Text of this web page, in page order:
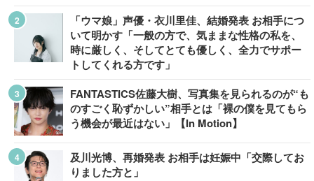
「ウマ娘」声優・衣川里佳、結婚発表 お相手につ
いて明かす「一般の方で、気ままな性格の私を、
時に厳しく、そしてとても優しく、全力でサポー
トしてくれる方です」
FANTASTICS佐藤大樹、写真集を見られるのが“も
のすごく恥ずかしい”相手とは「裸の僕を見てもら
う機会が最近はない」【In Motion】
及川光博、再婚発表 お相手は妊娠中「交際してお
りました方と」